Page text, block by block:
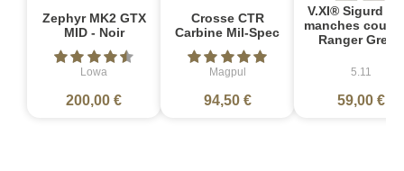
Zephyr MK2 GTX
MID - Noir
Lowa
200,00 €
Crosse CTR
Carbine Mil-Spec
Magpul
94,50 €
V.XI® Sigurd
manches
Ranger Green
5.11
59,00 €